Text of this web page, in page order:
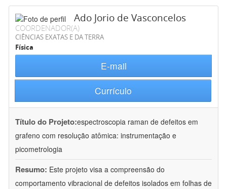
Ado Jorio de Vasconcelos
COORDENADOR(A)
CIÊNCIAS EXATAS E DA TERRA
Física
E-mail
Currículo
Título do Projeto:espectroscopia raman de defeitos em
grafeno com resolução atômica: instrumentação e
picometrologia
Resumo: Este projeto visa a compreensão do
comportamento vibracional de defeitos isolados em folhas de